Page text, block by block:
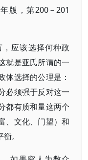
版，第200－201
应该选择何种政
就是亚氏所谓的一
体选择的公理是：
必须强于反对这一
都有质和量这两个
、文化、门望）和
。